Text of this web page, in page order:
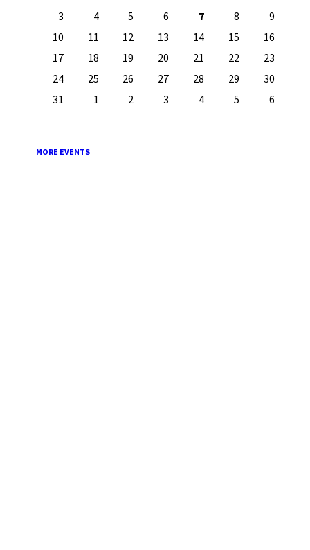
3
4 5 6 7 8
9
10
11 12 13 14 15
16
17
18 19 20 21 22
23
24
25 26 27 28 29
30
31
1 2 3 4 5
6
days
MORE EVENTS